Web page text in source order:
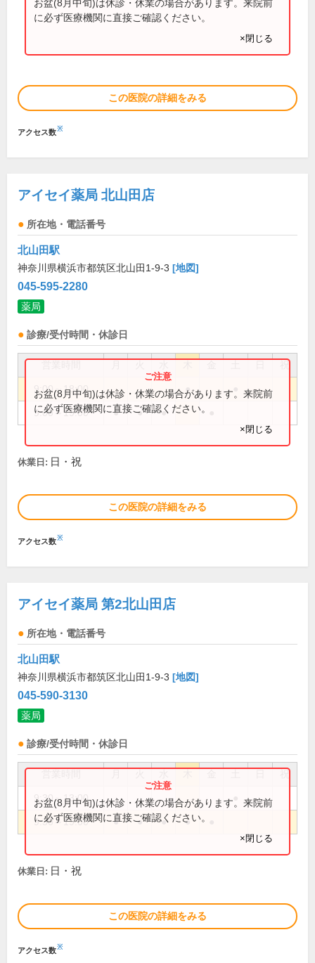
お盆(8月中旬)は休診・休業の場合があります。来院前
に必ず医療機関に直接ご確認ください。
×閉じる
この医院の詳細をみる
アクセス数※
アイセイ薬局 北山田店
所在地・電話番号
北山田駅
神奈川県横浜市都筑区北山田1-9-3 [地図]
045-595-2280
薬局
診療/受付時間・休診日
祝
9:00～18:00 ●
9:00～19:00 ● ● ●
お盆(8月中旬)は休診・休業の場合があります。来院前
に必ず医療機関に直接ご確認ください。
×閉じる
休業日: 日・祝
この医院の詳細をみる
アクセス数※
アイセイ薬局 第2北山田店
所在地・電話番号
北山田駅
神奈川県横浜市都筑区北山田1-9-3 [地図]
045-590-3130
薬局
診療/受付時間・休診日
祝
9:30～13:00
9:30～19:00 ● ● ● ●
お盆(8月中旬)は休診・休業の場合があります。来院前
に必ず医療機関に直接ご確認ください。
×閉じる
休業日: 日・祝
この医院の詳細をみる
アクセス数※